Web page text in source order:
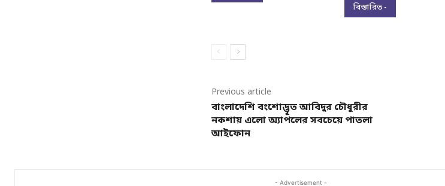
বিস্তারিত -
Previous article
বাংলাদেশি বংশোদ্ভূত আবিদুর চৌধুরীর
নকশায় এলো অ্যাপলের সবচেয়ে পাতলা
আইফোন
- Advertisement -